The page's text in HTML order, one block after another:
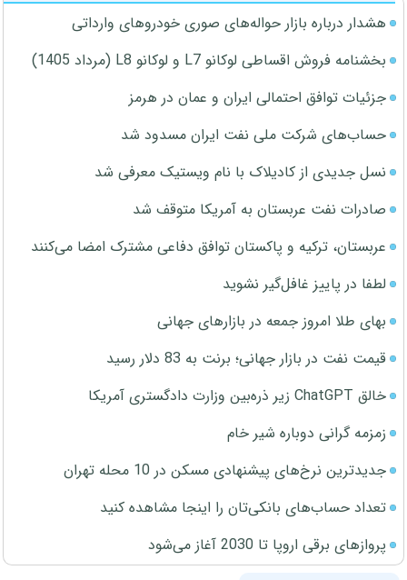
هشدار درباره بازار حواله‌های صوری خودروهای وارداتی
بخشنامه فروش اقساطی لوکانو L7 و لوکانو L8 (مرداد 1405)
جزئیات توافق احتمالی ایران و عمان در هرمز
حساب‌های شرکت ملی نفت ایران مسدود شد
نسل جدیدی از کادیلاک با نام ویستیک معرفی شد
صادرات نفت عربستان به آمریکا متوقف شد
عربستان، ترکیه و پاکستان توافق دفاعی مشترک امضا می‌کنند
لطفا در پاییز غافل‌گیر نشوید
بهای طلا امروز جمعه در بازارهای جهانی
قیمت نفت در بازار جهانی؛ برنت به 83 دلار رسید
خالق ChatGPT زیر ذره‌بین وزارت دادگستری آمریکا
زمزمه گرانی دوباره شیر خام
جدیدترین نرخ‌های پیشنهادی مسکن در 10 محله تهران
تعداد حساب‌های بانکی‌تان را اینجا مشاهده کنید
پروازهای برقی اروپا تا 2030 آغاز می‌شود